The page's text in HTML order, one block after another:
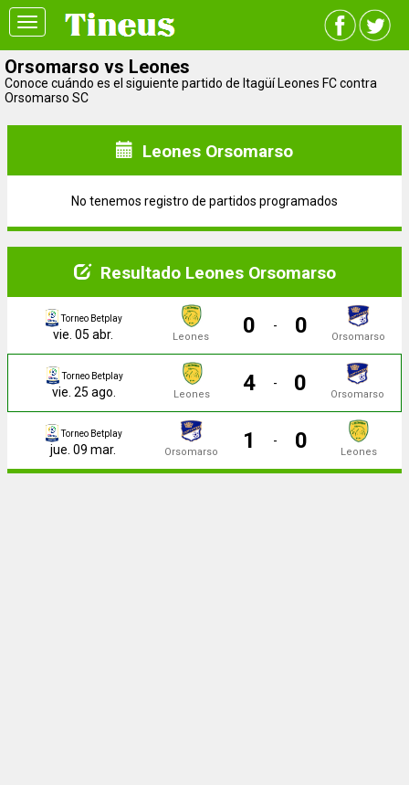
Toggle
navigation
Orsomarso vs Leones
Conoce cuándo es el siguiente partido de Itagüí Leones FC contra
Orsomarso SC
Leones Orsomarso
No tenemos registro de partidos programados
Resultado Leones Orsomarso
Torneo Betplay
vie. 05 abr. Leones 0 - 0 Orsomarso
Torneo Betplay
vie. 25 ago. Leones 4 - 0 Orsomarso
Torneo Betplay
jue. 09 mar. Orsomarso 1 - 0 Leones